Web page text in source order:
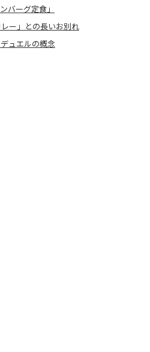
バーグ定食」
ー」との長いお別れ
ュエルの概念